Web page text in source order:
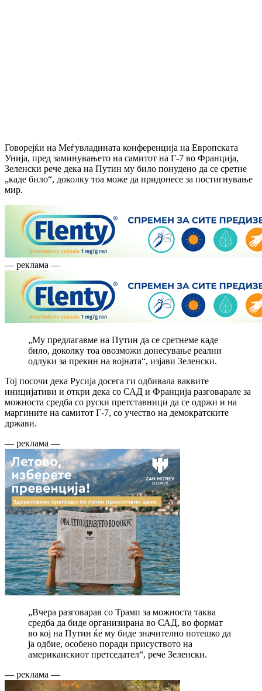
Говорејќи на Меѓувладината конференција на Европската
Унија, пред заминувањето на самитот на Г-7 во Франција,
Зеленски рече дека на Путин му било понудено да се сретне
„каде било“, доколку тоа може да придонесе за постигнување
мир.
— реклама —
„Му предлагавме на Путин да се сретнеме каде
било, доколку тоа овозможи донесување реални
одлуки за прекин на војната“, изјави Зеленски.
Тој посочи дека Русија досега ги одбивала ваквите
иницијативи и откри дека со САД и Франција разговарале за
можноста средба со руски претставници да се одржи и на
маргините на самитот Г-7, со учество на демократските
држави.
— реклама —
„Вчера разговарав со Трамп за можноста таква
средба да биде организирана во САД, во формат
во кој на Путин ќе му биде значително потешко да
ја одбие, особено поради присуството на
американскиот претседател“, рече Зеленски.
— реклама —